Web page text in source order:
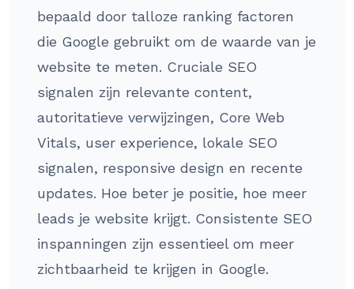
bepaald door talloze ranking factoren
die Google gebruikt om de waarde van je
website te meten. Cruciale SEO
signalen zijn relevante content,
autoritatieve verwijzingen, Core Web
Vitals, user experience, lokale SEO
signalen, responsive design en recente
updates. Hoe beter je positie, hoe meer
leads je website krijgt. Consistente SEO
inspanningen zijn essentieel om meer
zichtbaarheid te krijgen in Google.